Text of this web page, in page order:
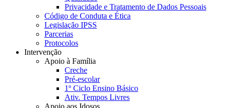
Privacidade e Tratamento de Dados Pessoais
Código de Conduta e Ética
Legislação IPSS
Parcerias
Protocolos
Intervenção
Apoio à Família
Creche
Pré-escolar
1º Ciclo Ensino Básico
Ativ. Tempos Livres
Apoio aos Idosos